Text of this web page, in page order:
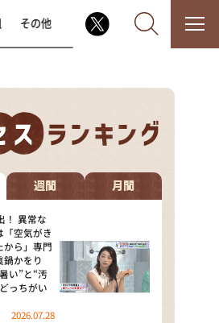
・岡村の過ぎるTV
堂
談なんですけど・・・
密着トークバラエティ！
とものいたって真剣です
ナイトスクープ
その他
週間 月間
異常な
「空気がき
から」専門
鍋かをり
い”と“汚
っちがい
2026.07.28